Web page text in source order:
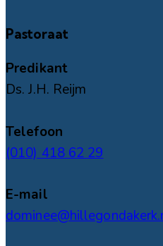
Pastoraat
Predikant
Ds. J.H. Reijm
Telefoon
(010) 418 62 29
E-mail